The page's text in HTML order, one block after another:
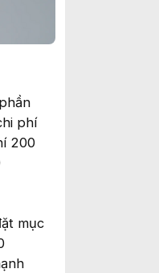
phí
200
mục